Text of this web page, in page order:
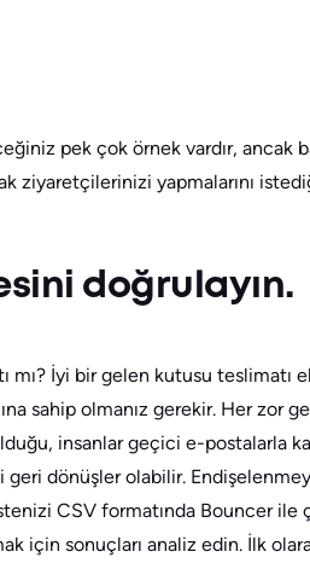
pek çok örnek vardır, ancak
ziyaretçilerinizi yapmalarını
doğrulayın.
mı? İyi bir gelen kutusu
sahip olmanız gerekir. Her zor
insanlar geçici e-postalarla
dönüşler olabilir.
CSV formatında Bouncer ile
için sonuçları analiz edin. İlk